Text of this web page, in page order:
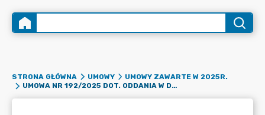
STRONA GŁÓWNA UMOWY
UMOWY ZAWARTE W 2025R.
UMOWA NR 192/2025 DOT. ODDANIA W DZIERŻAWĘ CZ. DZ. OZN. NR EWID. 390/1 W OBR. 29 M. PUŁTUSK NA CZAS NIEOZNACZONY, POCZĄWSZY OD DNIA 1.04.2025R., W CELU PARKOWANIA POJAZDÓW